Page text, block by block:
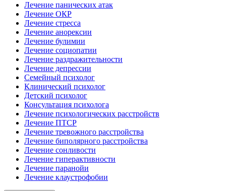
Лечение панических атак
Лечение ОКР
Лечение стресса
Лечение анорексии
Лечение булимии
Лечение социопатии
Лечение раздражительности
Лечение депрессии
Семейный психолог
Клинический психолог
Детский психолог
Консультация психолога
Лечение психологических расстройств
Лечение ПТСР
Лечение тревожного расстройства
Лечение биполярного расстройства
Лечение сонливости
Лечение гиперактивности
Лечение паранойи
Лечение клаустрофобии